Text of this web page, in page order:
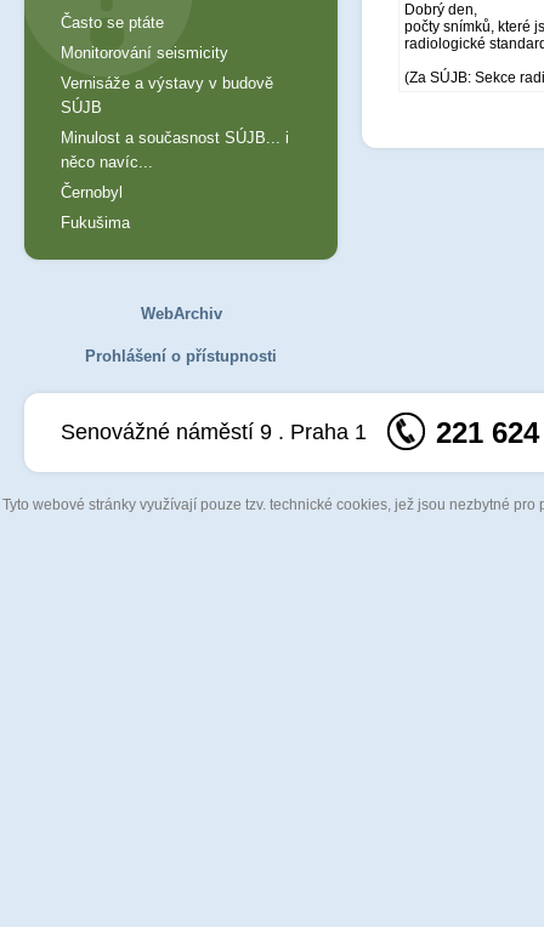
Dobrý den,
počty snímků, které
radiologické
(Za SÚJB: Sekce
Často se ptáte
Monitorování seismicity
Vernisáže a výstavy v budově
SÚJB
Minulost a současnost SÚJB... i
něco navíc...
Černobyl
Fukušima
WebArchiv
Prohlášení o přístupnosti
Senovážné náměstí 9 . Praha 1 221
Tyto webové stránky využívají pouze tzv. technické cookies, jež jsou nezbytné